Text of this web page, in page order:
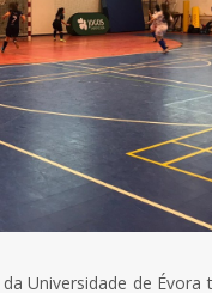
Universidade de Évora